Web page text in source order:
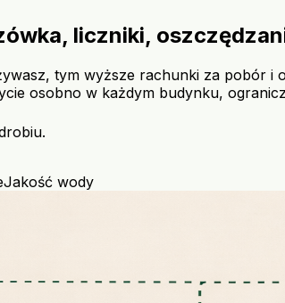
liczniki,
tym wyższe rachunki za pobór
osobno w każdym budynku,
Jakość wody